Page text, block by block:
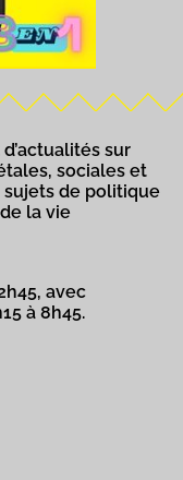
sur
sociales et
de politique
la vie
avec
à 8h45.